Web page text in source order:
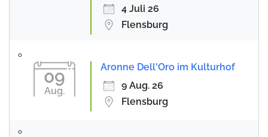
4 Juli 26
Flensburg
09
Aug.
Aronne Dell'Oro im Kulturhof
9 Aug. 26
Flensburg